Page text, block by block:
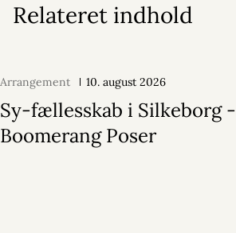
Relateret indhold
Arrangement 10. august 2026
Sy-fællesskab i Silkeborg -
Boomerang Poser